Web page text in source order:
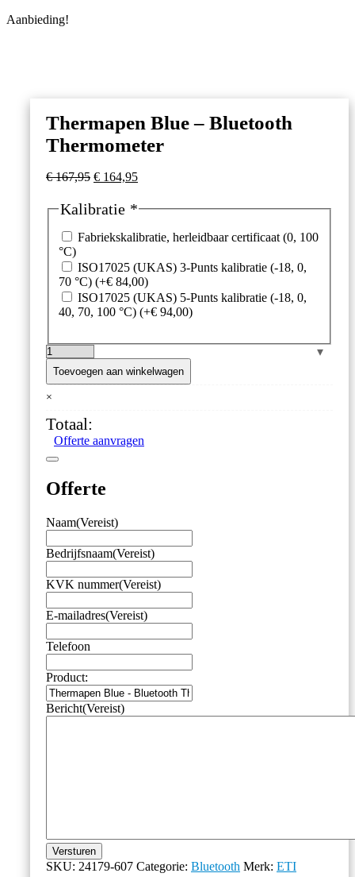
Aanbieding!
Thermapen Blue – Bluetooth
Thermometer
€167,95 Oorspronkelijke
was:
€ 167,95.
€ 164,95Huidige
Kalibratie *
Fabriekskalibratie, herleidbaar certificaat (0, 100
°C)
ISO17025 (UKAS) 3-Punts kalibratie (-18, 0,
70 °C) (+€ 84,00)
ISO17025 (UKAS) 5-Punts kalibratie (-18, 0,
40, 70, 100 °C) (+€ 94,00)
Thermapen
Blue
–
Bluetooth
aantal
Toevoegen aan winkelwagen
×
Totaal:
Offerte aanvragen
Offerte
Naam(Vereist)
Bedrijfsnaam(Vereist)
KVK nummer(Vereist)
E-mailadres(Vereist)
Telefoon
Product:
Bericht(Vereist)
Versturen
SKU: 24179-607 Categorie: Bluetooth Merk: ETI